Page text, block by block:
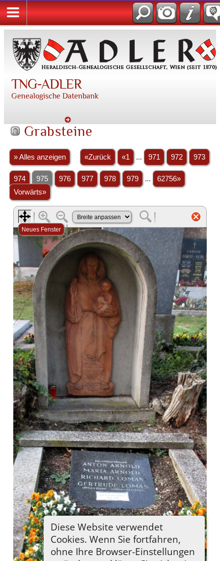
TNG-ADLER
Genealogische Datenbank
Grabsteine
» Alles anzeigen «Zurück «1 ... 971 972 973
974 975 976 977 978 979 ...
62756»
Vorwärts»